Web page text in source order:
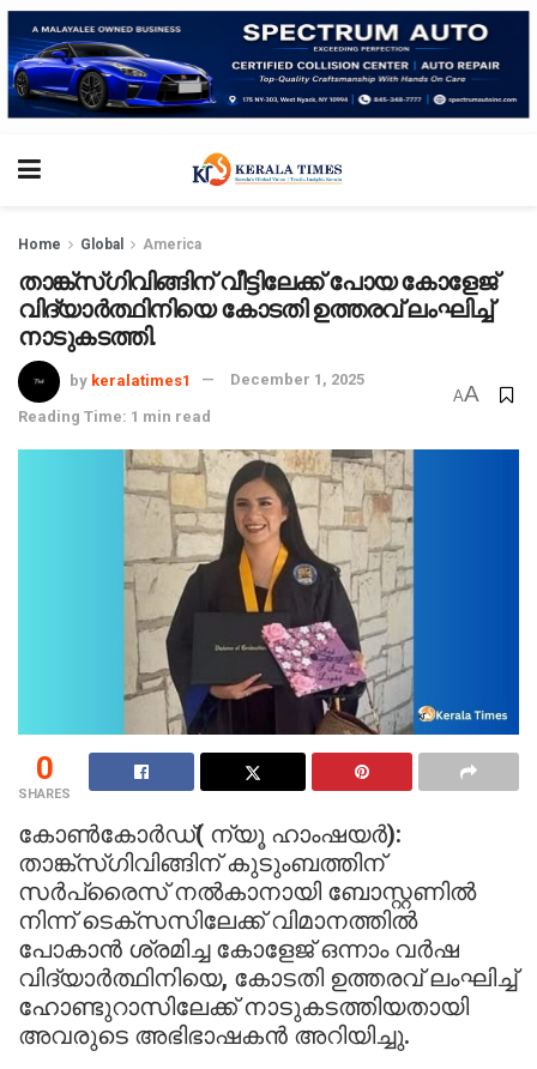
Home Global America
താങ്ക്‌സ്ഗിവിങ്ങിന് വീട്ടിലേക്ക് പോയ കോളേജ്
വിദ്യാർത്ഥിനിയെ കോടതി ഉത്തരവ് ലംഘിച്ച്
നാടുകടത്തി.
by keralatimes1 December 1, 2025
Reading Time: 1 min read
AA
0
SHARES
കോൺകോർഡ്( ന്യൂ ഹാംഷയർ):
താങ്ക്‌സ്ഗിവിങ്ങിന് കുടുംബത്തിന്
സർപ്രൈസ് നൽകാനായി ബോസ്റ്റണിൽ
നിന്ന് ടെക്സസിലേക്ക് വിമാനത്തിൽ
പോകാൻ ശ്രമിച്ച കോളേജ് ഒന്നാം വർഷ
വിദ്യാർത്ഥിനിയെ, കോടതി ഉത്തരവ് ലംഘിച്ച്
ഹോണ്ടുറാസിലേക്ക് നാടുകടത്തിയതായി
അവരുടെ അഭിഭാഷകൻ അറിയിച്ചു.